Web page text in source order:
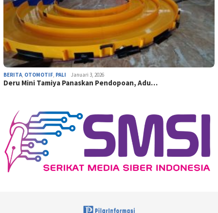
BERITA, OTOMOTIF, PALI Januari 3, 2026
Deru Mini Tamiya Panaskan Pendopoan, Adu…